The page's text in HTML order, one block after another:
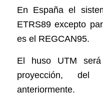
En España el
ETRS89 excepto
es el REGCAN95.
El huso UTM
proyección, del
anteriormente.